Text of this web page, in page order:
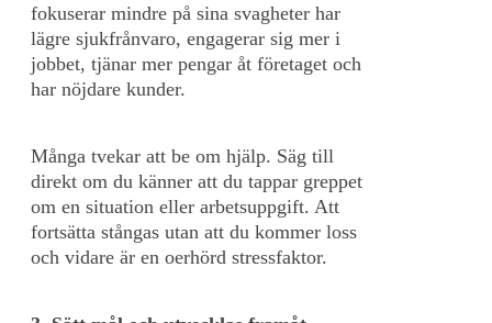
fokuserar mindre på sina svagheter har
lägre sjukfrånvaro, engagerar sig mer i
jobbet, tjänar mer pengar åt företaget och
har nöjdare kunder.
Många tvekar att be om hjälp. Säg till
direkt om du känner att du tappar greppet
om en situation eller arbetsuppgift. Att
fortsätta stångas utan att du kommer loss
och vidare är en oerhörd stressfaktor.